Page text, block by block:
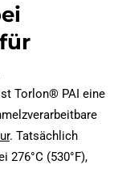
Torlon® PAI eine
. Tatsächlich
276°C (530°F),